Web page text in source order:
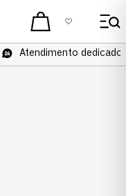
Atendimento dedicado